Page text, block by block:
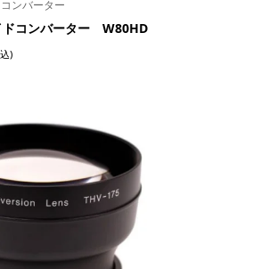
ンバーター
コンバーター W80HD
)